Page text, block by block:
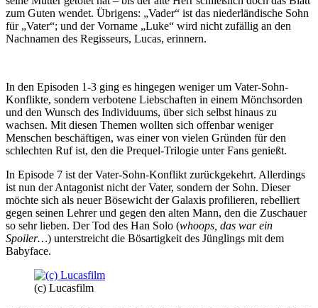
zum Guten wendet. Übrigens: „Vader“ ist das niederländische Sohn
für „Vater“; und der Vorname „Luke“ wird nicht zufällig an den
Nachnamen des Regisseurs, Lucas, erinnern.
In den Episoden 1-3 ging es hingegen weniger um Vater-Sohn-
Konflikte, sondern verbotene Liebschaften in einem Mönchsorden
und den Wunsch des Individuums, über sich selbst hinaus zu
wachsen. Mit diesen Themen wollten sich offenbar weniger
Menschen beschäftigen, was einer von vielen Gründen für den
schlechten Ruf ist, den die Prequel-Trilogie unter Fans genießt.
In Episode 7 ist der Vater-Sohn-Konflikt zurückgekehrt. Allerdings
ist nun der Antagonist nicht der Vater, sondern der Sohn. Dieser
möchte sich als neuer Bösewicht der Galaxis profilieren, rebelliert
gegen seinen Lehrer und gegen den alten Mann, den die Zuschauer
so sehr lieben. Der Tod des Han Solo (whoops, das war ein
Spoiler…) unterstreicht die Bösartigkeit des Jünglings mit dem
Babyface.
(c) Lucasfilm